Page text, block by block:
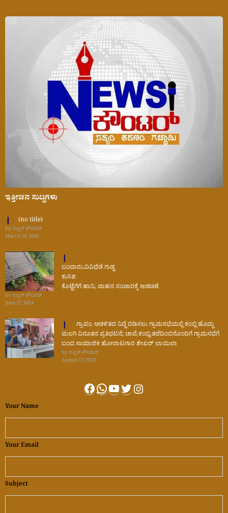
ಇತ್ತೀಚಿನ ಸುದ್ದಿಗಳು
(no title)
by ನ್ಯೂಸ್ ಕೌಂಟರ್
March 16, 2026
ಬಂದಾರು;ವಿವಿಧೆಡೆ ಗುಡ್ಡ
ಕುಸಿತ:
ಕೊಟ್ಟೆಗೆಗೆ ಹಾನಿ, ವಾಹನ ಸಂಚಾರಕ್ಕೆ ಅಡಚಣೆ
by ನ್ಯೂಸ್ ಕೌಂಟರ್
June 27, 2024
ಗ್ರಾ.ಪಂ. ಆಡಳಿತದ ನಿದ್ದೆ ಬಿಡಿಸಲು ಗ್ರಾಮಸಭೆಯಲ್ಲಿ ಕಂಬ್ಲಿ ಹೊದ್ದು
ಮಲಗಿ ವಿನೂತನ ಪ್ರತಿಭಟನೆ; ಚಾಪೆ,ಕಂಬ್ಲಿ,ತಲೆದಿಂಬಿನೊಂದಿಗೆ ಗ್ರಾಮಸಭೆಗೆ
ಬಂದ ಸಾಮಾಜಿಕ ಹೋರಾಟಗಾರ ಶೇಖರ್ ಲಾಯಿಲಾ
by ನ್ಯೂಸ್ ಕೌಂಟರ್
August 17, 2024
Facebook
WhatsApp
YouTube
Twitter
Instagram
Your Name
Your Email
Subject